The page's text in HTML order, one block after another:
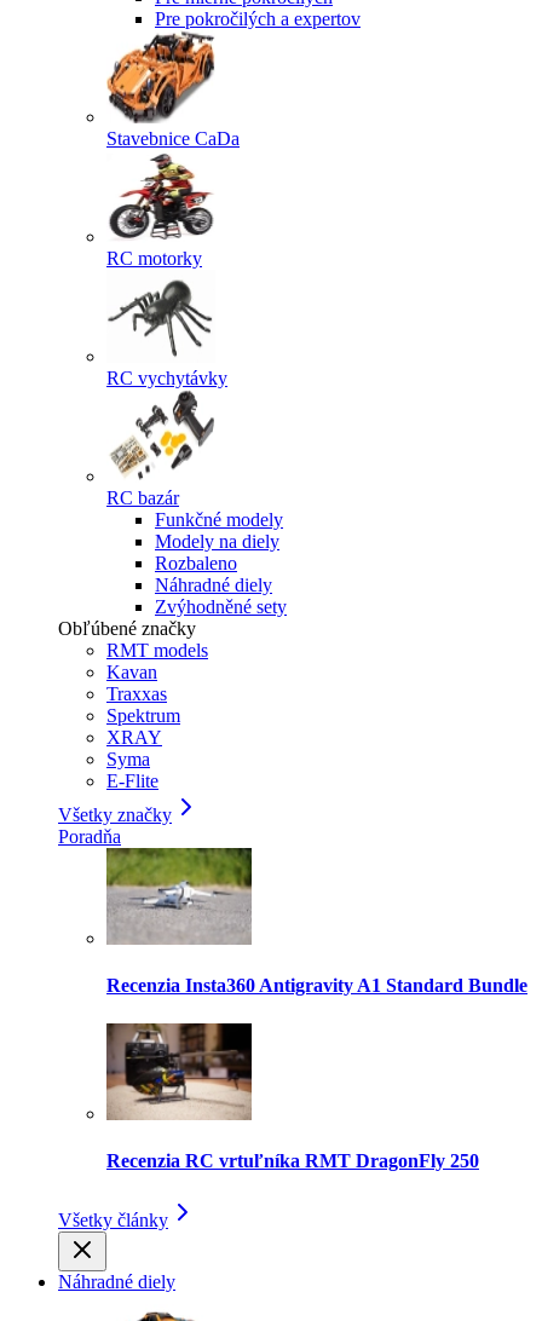
Pre pokročilých a expertov
Stavebnice CaDa
RC motorky
RC vychytávky
RC bazár
Funkčné modely
Modely na diely
Rozbaleno
Náhradné diely
Zvýhodněné sety
Obľúbené značky
RMT models
Kavan
Traxxas
Spektrum
XRAY
Syma
E-Flite
Všetky značky
Poradňa
Recenzia Insta360 Antigravity A1 Standard Bundle
Recenzia RC vrtuľníka RMT DragonFly 250
Všetky články
Náhradné diely